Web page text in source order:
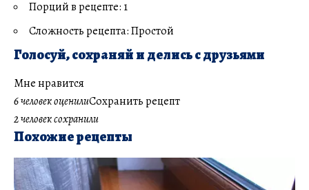
Порций в рецепте: 1
Сложность рецепта: Простой
Голосуй, сохраняй и делись с друзьями
Мне нравится
6 человек оценилиСохранить рецепт
2 человек сохранили
Похожие рецепты